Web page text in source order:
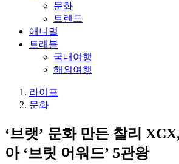
문화
트렌드
애니멀
트래블
국내여행
해외여행
라이프
문화
‘브랫’ 문화 만든 찰리
아 ‘브릿 어워드’ 5관왕